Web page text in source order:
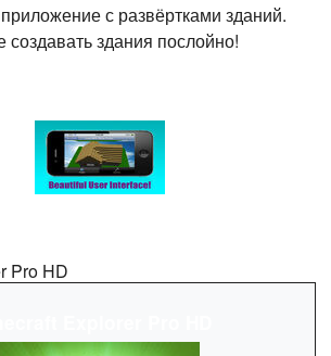
с развёртками зданий.
здания послойно!
Pro HD